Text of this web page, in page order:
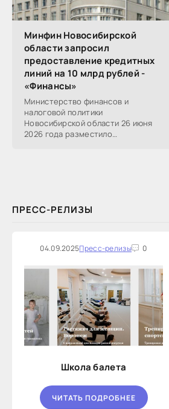
Минфин Новосибирской
области запросил
предоставление кредитных
линий на 10 млрд рублей -
«Финансы»
Министерство финансов и
налоговой политики
Новосибирской области 26 июня
2026 года разместило
ПРЕСС-РЕЛИЗЫ
04.09.2025Пресс-релизы 0
Школа балета
ЧИТАТЬ ПОДРОБНЕЕ